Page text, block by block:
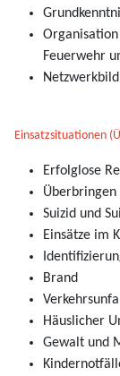
Feuerwehr
Einsatzsituationen
Erfolglose
Überbringen
Suizid und
Einsätze im
Brand
Verkehrsunfall
Häuslicher
Gewalt und